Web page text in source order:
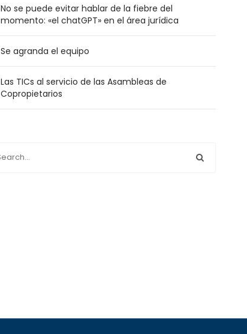
No se puede evitar hablar de la fiebre del
momento: «el chatGPT» en el área jurídica
Se agranda el equipo
Las TICs al servicio de las Asambleas de
Copropietarios